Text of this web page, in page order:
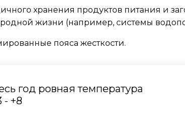
хранения продуктов питания и
жизни (например, системы
пояса жесткости.
год ровная температура
- +8